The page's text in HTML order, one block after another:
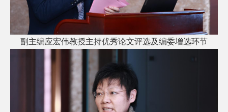
副主编应宏伟教授主持优秀论文评选及编委增选环节